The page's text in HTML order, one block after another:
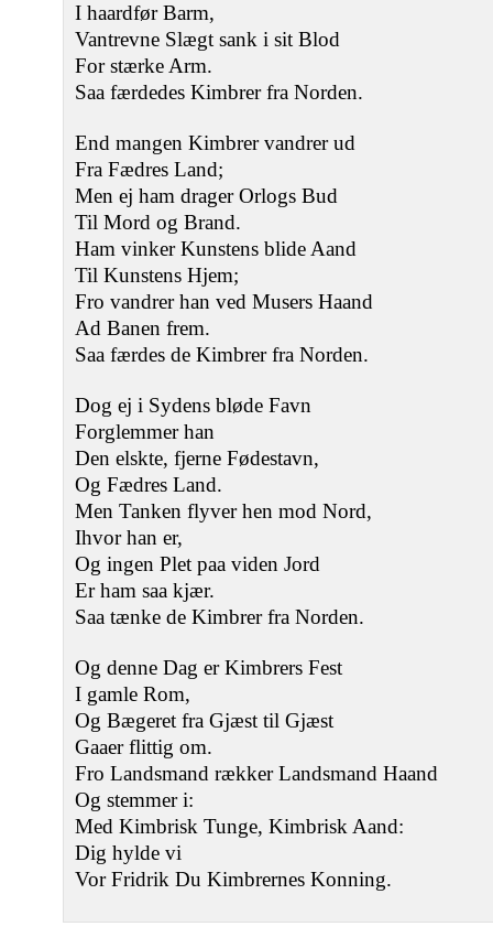
I haardfør Barm,
Vantrevne Slægt sank i sit Blod
For stærke Arm.
Saa færdedes Kimbrer fra Norden.
End mangen Kimbrer vandrer ud
Fra Fædres Land;
Men ej ham drager Orlogs Bud
Til Mord og Brand.
Ham vinker Kunstens blide Aand
Til Kunstens Hjem;
Fro vandrer han ved Musers Haand
Ad Banen frem.
Saa færdes de Kimbrer fra Norden.
Dog ej i Sydens bløde Favn
Forglemmer han
Den elskte, fjerne Fødestavn,
Og Fædres Land.
Men Tanken flyver hen mod Nord,
Ihvor han er,
Og ingen Plet paa viden Jord
Er ham saa kjær.
Saa tænke de Kimbrer fra Norden.
Og denne Dag er Kimbrers Fest
I gamle Rom,
Og Bægeret fra Gjæst til Gjæst
Gaaer flittig om.
Fro Landsmand rækker Landsmand Haand
Og stemmer i:
Med Kimbrisk Tunge, Kimbrisk Aand:
Dig hylde vi
Vor Fridrik Du Kimbrernes Konning.